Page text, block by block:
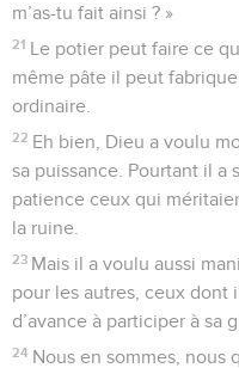
m’as-tu fait ainsi ? »
21 Le potier peut faire ce
même pâte il peut
ordinaire.
22 Eh bien, Dieu a voulu
sa puissance. Pourtant il a
patience ceux qui
la ruine.
23 Mais il a voulu aussi
pour les autres, ceux dont
d’avance à participer à sa
24 Nous en sommes, nous